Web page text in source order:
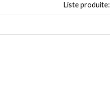
Liste produite: